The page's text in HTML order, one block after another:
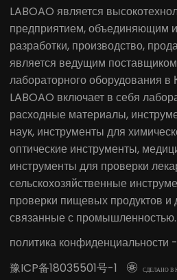
LABOAO является
предприятием, объединяющим
разработки, производство,
является ведущим
лабораторного оборудования в
LABOAO включает в себя
расходные материалы,
наук, инструменты для
оптические инструменты,
инструменты для проверки
сельскохозяйственные
проверки пищевых продуктов и
связанные с промышленностью.
политика конфиденциальности -
豫ICP备18035501号-1
 СДЕЛАНО В